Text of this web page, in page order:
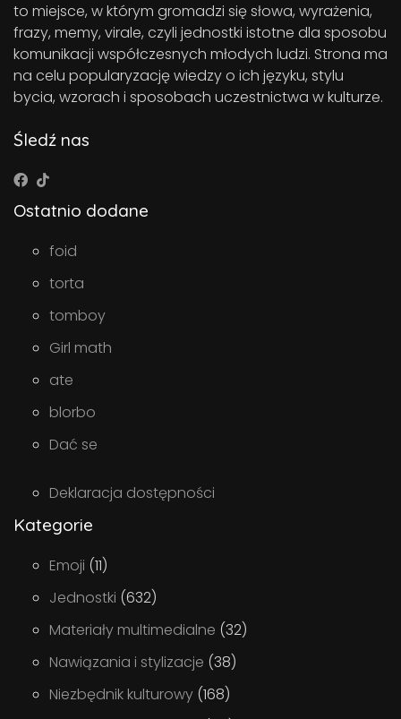
to miejsce, w którym gromadzi się słowa, wyrażenia,
frazy, memy, virale, czyli jednostki istotne dla sposobu
komunikacji współczesnych młodych ludzi. Strona ma
na celu popularyzację wiedzy o ich języku, stylu
bycia, wzorach i sposobach uczestnictwa w kulturze.
Śledź nas
Ostatnio dodane
foid
torta
tomboy
Girl math
ate
blorbo
Dać se
Deklaracja dostępności
Kategorie
Emoji (11)
Jednostki (632)
Materiały multimedialne (32)
Nawiązania i stylizacje (38)
Niezbędnik kulturowy (168)